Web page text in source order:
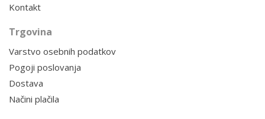
Kontakt
Trgovina
Varstvo osebnih podatkov
Pogoji poslovanja
Dostava
Načini plačila